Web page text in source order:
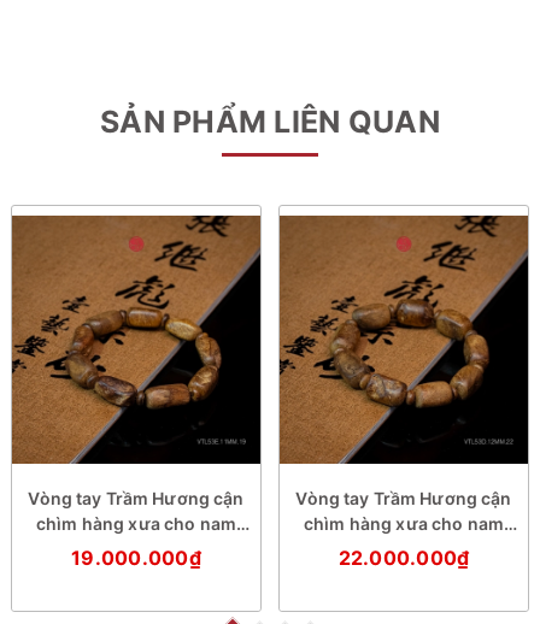
SẢN PHẨM LIÊN QUAN
Vòng tay Trầm Hương cận
chìm hàng xưa cho nam
(size cơ bản)
19.000.000₫
Vòng tay Trầm Hương cận
chìm hàng xưa cho nam
(size trung)
22.000.000₫